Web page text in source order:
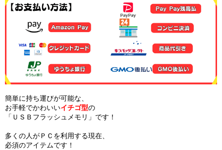
簡単に持ち運びが可能な、
お手軽でかわいいイチゴ型の
「ＵＳＢフラッシュメモリ」です！
多くの人がＰＣを利用する現在、
必須のアイテムです！